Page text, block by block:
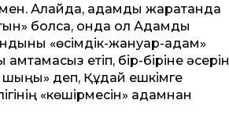
Алайда, адамды жаратқанда
болса, онда ол Адамды
«өсімдік-жануар-адам»
етіп, бір-біріне әсерін
шыңы» деп, Құдай ешкімге
«көшірмесін» адамнан